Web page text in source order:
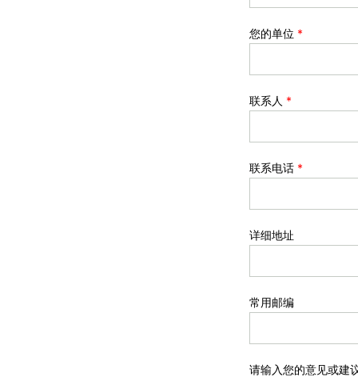
您的单位 *
联系人 *
联系电话 *
详细地址
常用邮编
请输入您的意见或建